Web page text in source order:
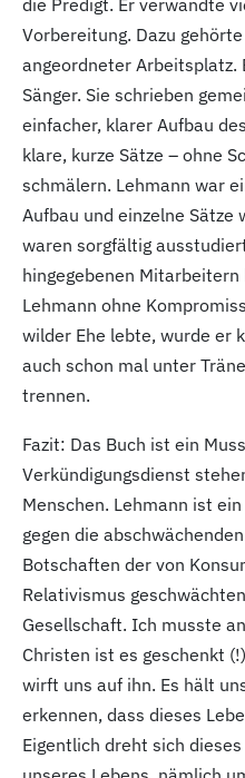
die Predigt. Er verwandte
Vorbereitung. Dazu
angeordneter
Sänger. Sie schrieben
einfacher, klarer Aufbau
klare, kurze Sätze – ohne
schmälern. Lehmann war
Aufbau und einzelne Sätze
waren sorgfältig
hingegebenen
Lehmann ohne
wilder Ehe lebte, wurde er
auch schon mal unter
trennen.
Fazit: Das Buch ist ein
Verkündigungsdienst
Menschen. Lehmann ist
gegen die
Botschaften der von
Relativismus
Gesellschaft. Ich musste an
Christen ist es geschenkt
wirft uns auf ihn. Es hält
erkennen, dass dieses
Eigentlich dreht sich